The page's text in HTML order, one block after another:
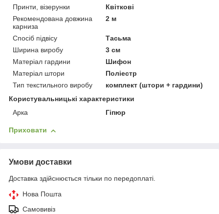
Принти, візерунки
Квіткові
Рекомендована довжина
карниза
2 м
Спосіб підвісу
Тасьма
Ширина виробу
3 см
Матеріал гардини
Шифон
Матеріал штори
Поліестр
Тип текстильного виробу
комплект (штори + гардини)
Користувальницькі характеристики
Арка
Гіпюр
Приховати
Умови доставки
Доставка здійснюється тільки по передоплаті.
Нова Пошта
Самовивіз